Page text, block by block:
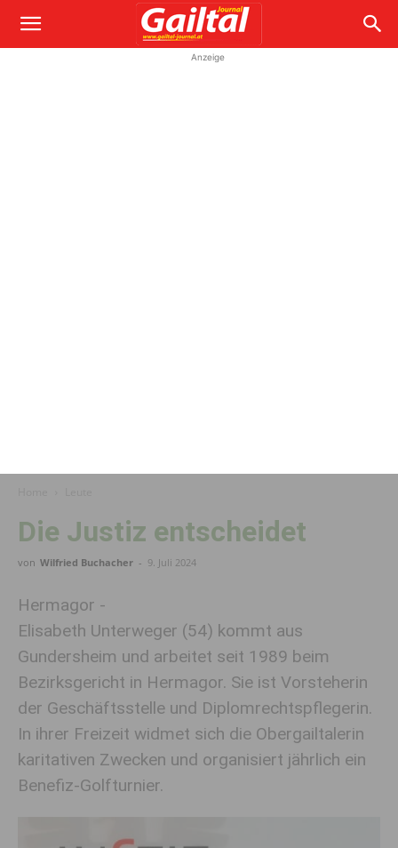
Anzeige
Die Justiz entscheidet
von Wilfried Buchacher - 9. Juli 2024
Hermagor -
Elisabeth Unterweger (54) kommt aus
Gundersheim und arbeitet seit 1989 beim
Bezirksgericht in Hermagor. Sie ist Vorsteherin
der Geschäftsstelle und Diplomrechtspflegerin.
In ihrer Freizeit widmet sich die Obergailtalerin
karitativen Zwecken und organisiert jährlich ein
Benefiz-Golfturnier.